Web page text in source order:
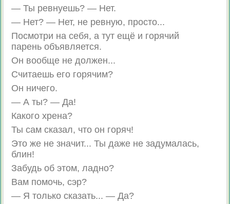
— Ты ревнуешь? — Нет.
— Нет? — Нет, не ревную, просто...
Посмотри на себя, а тут ещё и горячий
парень объявляется.
Он вообще не должен...
Считаешь его горячим?
Он ничего.
— А ты? — Да!
Какого хрена?
Ты сам сказал, что он горяч!
Это же не значит... Ты даже не задумалась,
блин!
Забудь об этом, ладно?
Вам помочь, сэр?
— Я только сказать... — Да?